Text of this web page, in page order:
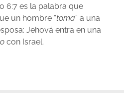
6:7 es la palabra que
un hombre “toma” a una
Jehová entra en una
con Israel.